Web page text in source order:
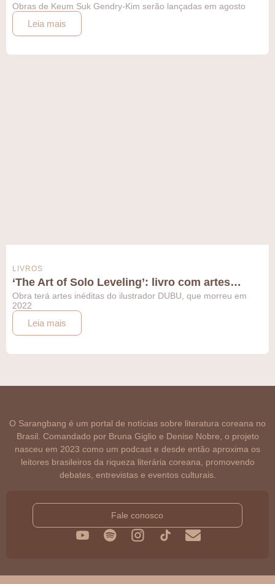
Obras de Keum Suk Gendry-Kim serão lançadas em agosto
Leia mais
LIVROS
‘The Art of Solo Leveling’: livro com artes…
Obra terá artes inéditas do ilustrador DUBU, que morreu em
2022
Leia mais
O Sarangbang é um portal de notícias sobre literatura coreana no
Brasil. Comandado por Bruna Giglio e Denise Nobre, o projeto
nasceu em 2023 como um podcast e desde então aproxima os
leitores brasileiros da riqueza literária coreana, promovendo
debates, entrevistas e eventos culturais.
Fale conosco